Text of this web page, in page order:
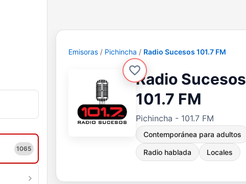
1065
Emisoras Pichincha Radio Sucesos 101.7 FM
Radio Sucesos
101.7 FM
Pichincha - 101.7 FM
Contemporánea para adultos
Radio hablada Locales